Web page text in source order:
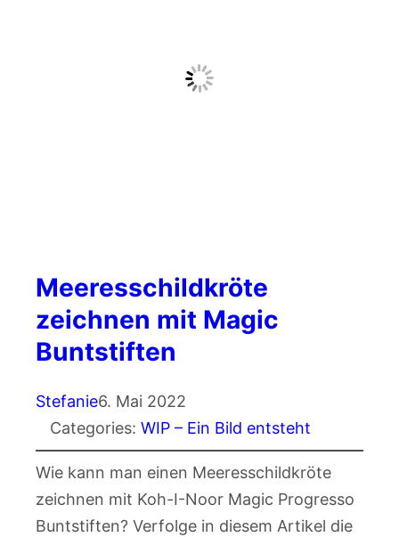
Meeresschildkröte
zeichnen mit Magic
Buntstiften
Stefanie6. Mai 2022
Categories: WIP – Ein Bild entsteht
Wie kann man einen Meeresschildkröte
zeichnen mit Koh-I-Noor Magic Progresso
Buntstiften? Verfolge in diesem Artikel die